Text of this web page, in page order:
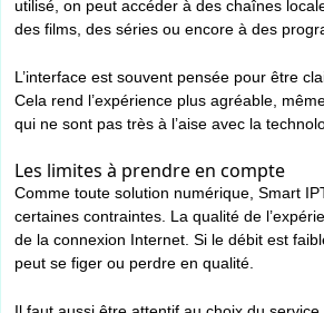
utilisé, on peut accéder à des chaînes
des films, des séries ou encore à des
L’interface est souvent pensée pour être
Cela rend l’expérience plus agréable,
qui ne sont pas très à l’aise avec la
Les limites à prendre en compte
Comme toute solution numérique, Smart
certaines contraintes. La qualité de
de la connexion Internet. Si le débit est
peut se figer ou perdre en qualité.